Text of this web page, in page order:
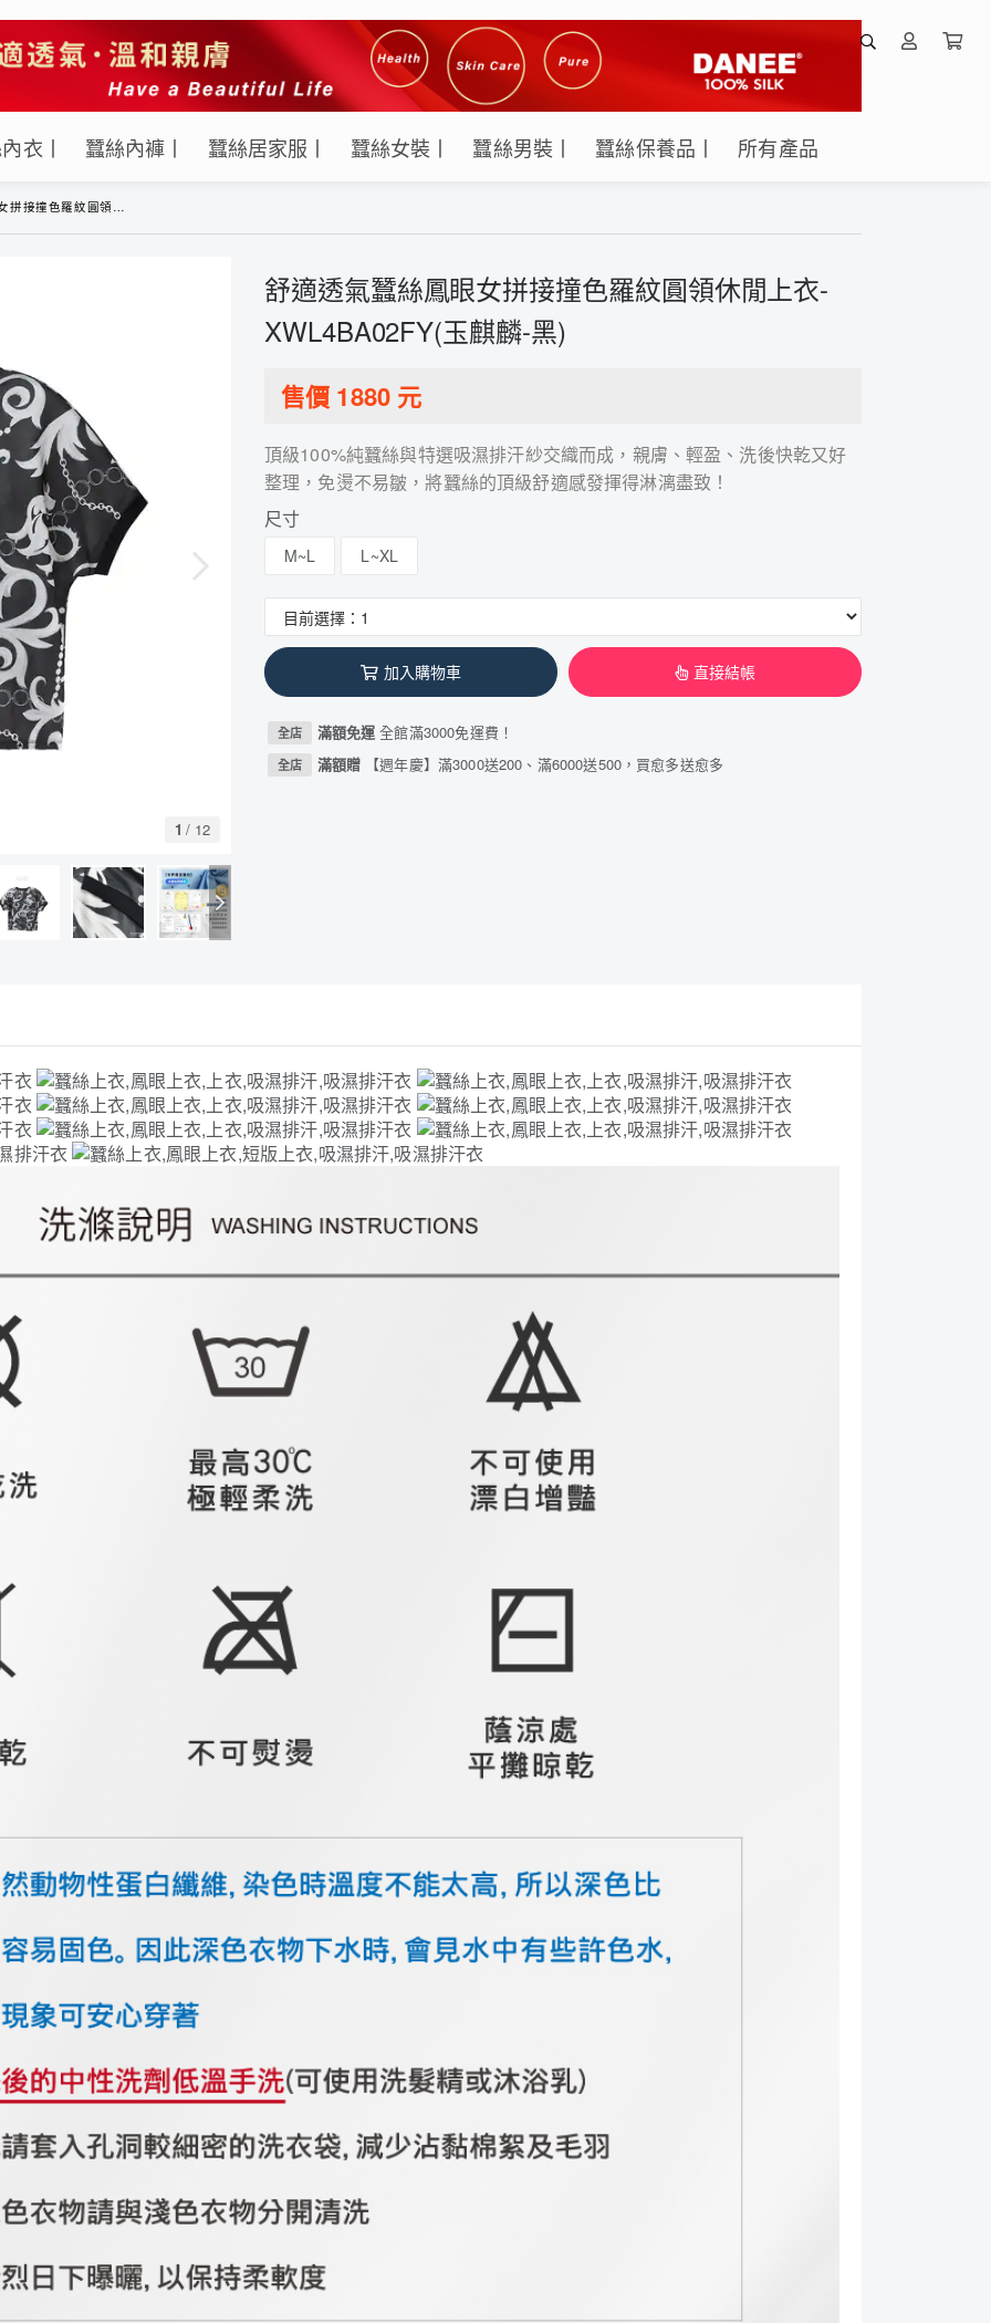
衣丨 蠶絲內褲丨 蠶絲居家服丨 蠶絲女裝丨 蠶絲男裝丨 蠶絲保養品丨 所有產品
休閒上衣-XWL4BA02FY(玉麒麟-黑)
1 / 12
舒適透氣蠶絲鳳眼女拼接撞色羅紋圓領休閒上衣-
XWL4BA02FY(玉麒麟-黑)
售價 1880 元
頂級100%純蠶絲與特選吸濕排汗紗交織而成，親膚、輕盈、洗後快乾又好
整理，免燙不易皺，將蠶絲的頂級舒適感發揮得淋漓盡致！
尺寸
M~L L~XL
加入購物車 直接結帳
全店 滿額免運全館滿3000免運費！
全店 滿額贈 【週年慶】滿3000送200、滿6000送500，買愈多送愈多